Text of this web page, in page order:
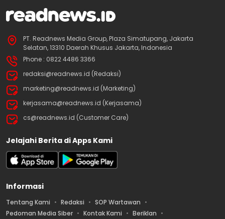
PT. Readnews Media Group, Plaza Simatupang, Jakarta
Selatan, 13310 Daerah Khusus Jakarta, Indonesia
Phone : 0822 4486 3366
redaksi@readnews.id (Redaksi)
marketing@readnews.id (Marketing)
kerjasama@readnews.id (Kerjasama)
cs@readnews.id (Customer Care)
Jelajahi Berita di Apps Kami
Informasi
Tentang Kami Redaksi
SOP Wartawan
Pedoman Media Siber
Kontak Kami Beriklan